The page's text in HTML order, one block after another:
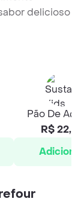
delicioso
Pão De
R$